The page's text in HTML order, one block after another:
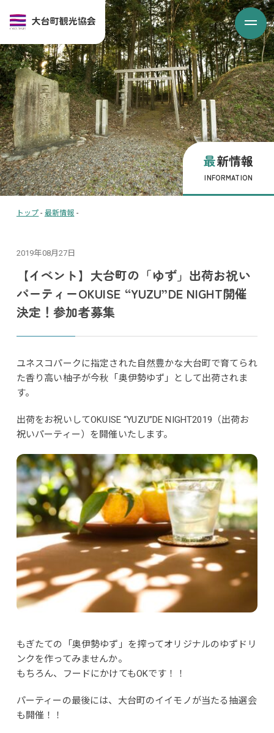
最新情報
INFORMATION
トップ - 最新情報 -
2019年08月27日
【イベント】大台町の「ゆず」出荷お祝い
パーティーOKUISE “YUZU”DE NIGHT開催
決定！参加者募集
ユネスコパークに指定された自然豊かな大台町で育てられ
た香り高い柚子が今秋「奥伊勢ゆず」として出荷されま
す。
出荷をお祝いしてOKUISE “YUZU”DE NIGHT2019（出荷お
祝いパーティー）を開催いたします。
もぎたての「奥伊勢ゆず」を搾ってオリジナルのゆずドリ
ンクを作ってみませんか。
もちろん、フードにかけてもOKです！！
パーティーの最後には、大台町のイイモノが当たる抽選会
も開催！！